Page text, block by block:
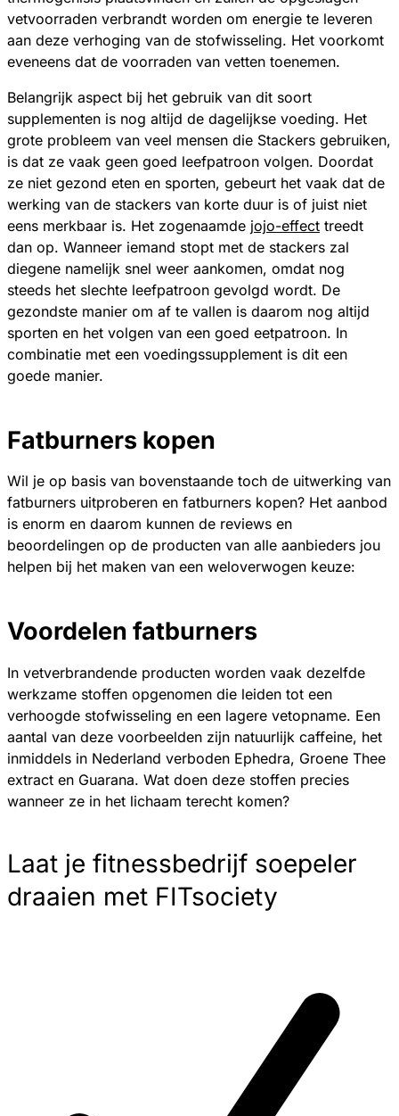
vetvoorraden verbrandt worden om energie te leveren
aan deze verhoging van de stofwisseling. Het voorkomt
eveneens dat de voorraden van vetten toenemen.
Belangrijk aspect bij het gebruik van dit soort
supplementen is nog altijd de dagelijkse voeding. Het
grote probleem van veel mensen die Stackers gebruiken,
is dat ze vaak geen goed leefpatroon volgen. Doordat
ze niet gezond eten en sporten, gebeurt het vaak dat de
werking van de stackers van korte duur is of juist niet
eens merkbaar is. Het zogenaamde jojo-effect treedt
dan op. Wanneer iemand stopt met de stackers zal
diegene namelijk snel weer aankomen, omdat nog
steeds het slechte leefpatroon gevolgd wordt. De
gezondste manier om af te vallen is daarom nog altijd
sporten en het volgen van een goed eetpatroon. In
combinatie met een voedingssupplement is dit een
goede manier.
Fatburners kopen
Wil je op basis van bovenstaande toch de uitwerking van
fatburners uitproberen en fatburners kopen? Het aanbod
is enorm en daarom kunnen de reviews en
beoordelingen op de producten van alle aanbieders jou
helpen bij het maken van een weloverwogen keuze:
Voordelen fatburners
In vetverbrandende producten worden vaak dezelfde
werkzame stoffen opgenomen die leiden tot een
verhoogde stofwisseling en een lagere vetopname. Een
aantal van deze voorbeelden zijn natuurlijk caffeine, het
inmiddels in Nederland verboden Ephedra, Groene Thee
extract en Guarana. Wat doen deze stoffen precies
wanneer ze in het lichaam terecht komen?
Laat je fitnessbedrijf soepeler
draaien met FITsociety